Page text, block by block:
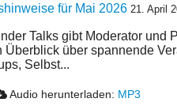
für Mai 2026 21. April
Talks gibt Moderator und
über spannende
Selbst...
Audio herunterladen: MP3